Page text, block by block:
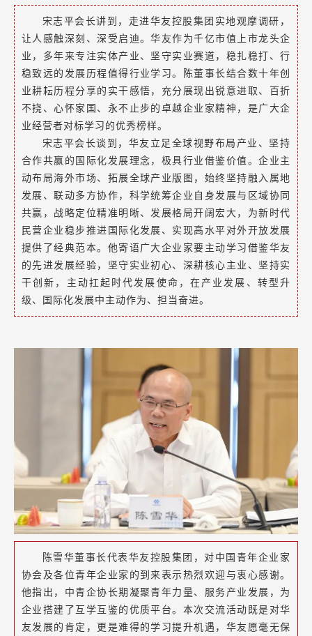
宋志平会长讲到，走进华友控股集团实地观摩调研，
让人感触深刻、深受启迪。华友作为千亿市值上市龙头企
业，多年来专注实体产业、坚守实业赛道，稳扎稳打、行
稳致远的发展历程值得行业学习。陈董事长结合数十年创
业耕耘历程分享的实干感悟，充分展现出锐意进取、百折
不挠、心怀家国、永不止步的卓越企业家精神，是广大企
业经营者对标学习的优秀榜样。
宋志平会长谈到，华友立足全球视野布局产业、坚持
合作共赢的国际化发展理念，极具行业借鉴价值。企业主
动布局海外市场、拓展全球产业版图，始终坚持融入属地
发展、联动多方协作，科学统筹企业自身发展与区域协同
共赢，战略定位精准明晰、发展格局开阔宏大，为新时代
民营企业稳步推进国际化发展、实现高水平对外开放发展
提供了经典范本。他寄语广大企业家要主动学习借鉴华友
的先进发展经验，坚守实业初心、深耕核心主业、坚持实
干创新，主动扛起时代发展使命，在产业发展、转型升
级、国际化发展中主动作为、担当奋进。
陈雪华董事长代表华友控股集团，对中国青年企业家
协会及各位青年企业家的到来表示热烈欢迎与衷心感谢。
他指出，中青企协长期凝聚青年力量、服务产业发展，为
企业搭建了互学互鉴的优质平台。本次交流活动既是对华
友发展的肯定，更是难得的学习提升机遇，华友愿毫无保